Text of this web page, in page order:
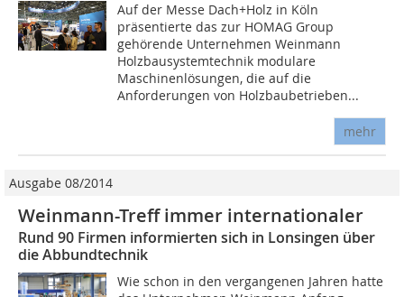
Auf der Messe Dach+Holz in Köln
präsentierte das zur HOMAG Group
gehörende Unternehmen Weinmann
Holzbausystemtechnik modulare
Maschinenlösungen, die auf die
Anforderungen von Holzbaubetrieben...
mehr
Ausgabe 08/2014
Weinmann-Treff immer internationaler
Rund 90 Firmen informierten sich in Lonsingen über
die Abbundtechnik
Wie schon in den vergangenen Jahren hatte